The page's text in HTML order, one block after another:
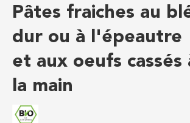
Pâtes fraiches au
dur ou à l'épeautre
et aux oeufs cassés
la main